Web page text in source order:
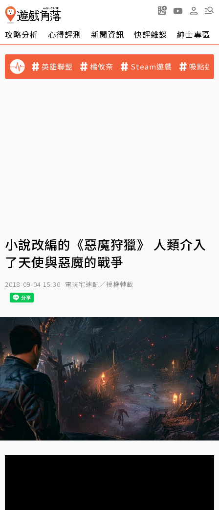
攻略分析 心得評測 新聞資訊 快評雜談 紳士專區
英雄聯盟 橘攸奈 Steam遊戲 吸點迷
小說改編的《惡魔狩獵》 人類介入
了天使與惡魔的戰爭
2018-09-04 15:30 電玩宅速配／授權轉載